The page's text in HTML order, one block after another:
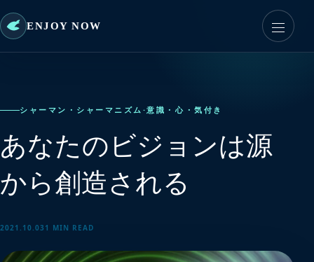
ENJOY NOW
シャーマン・シャーマニズム ·意識・心・気付き
あなたのビジョンは源
から創造される
2021.10.03 1 MIN READ